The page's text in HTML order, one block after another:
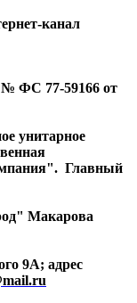
канал
ФС 77-59166 от
унитарное
Главный
Макарова
9А; адрес